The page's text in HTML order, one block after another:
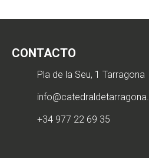
CONTACTO
Pla de la Seu, 1 Tarragona
+34 977 22 69 35